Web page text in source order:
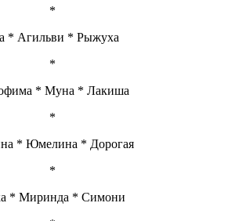
*
* Агильви * Рыжуха
*
* Муна * Лакиша
*
* Юмелина * Дорогая
*
* Миринда * Симони